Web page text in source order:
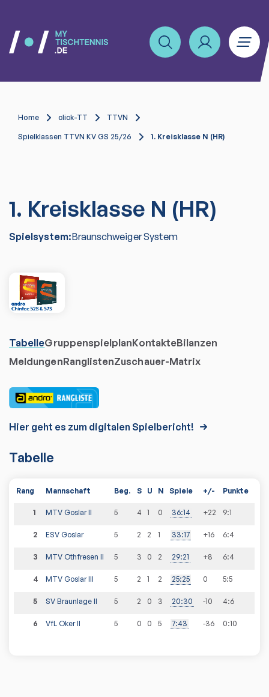
Home click-TT TTVN
Spielklassen TTVN KV GS 25/26 1. Kreisklasse N (HR)
1. Kreisklasse N (HR)
Spielsystem:Braunschweiger System
TabelleGruppenspielplanKontakteBilanzen
MeldungenRanglistenZuschauer-Matrix
Hier geht es zum digitalen Spielbericht!
Tabelle
Rang Mannschaft Beg. S U N Spiele +/- Punkte
1 MTV Goslar II 5 4 1 0 36:14 +22 9:1
2 ESV Goslar 5 2 2 1 33:17 +16 6:4
3 MTV Othfresen II 5 3 0 2 29:21 +8 6:4
4 MTV Goslar III 5 2 1 2 25:25 0 5:5
5 SV Braunlage II 5 2 0 3 20:30 -10 4:6
6 VfL Oker II 5 0 0 5 7:43 -36 0:10